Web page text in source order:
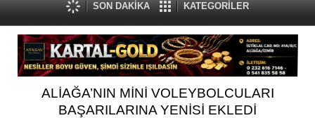
SON DAKİKA KATEGORİLER
ALİAĞA’NIN MİNİ VOLEYBOLCULARI
BAŞARILARINA YENİSİ EKLEDİ